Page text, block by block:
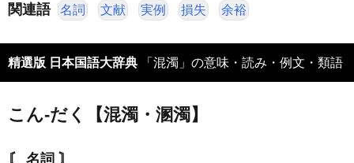
関連語 名詞 文献 実例 損失 余裕
精選版 日本国語大辞典 「混濁」の意味・読み・例文・類語
こん‐だく【混濁・溷濁】
〘 名詞 〙